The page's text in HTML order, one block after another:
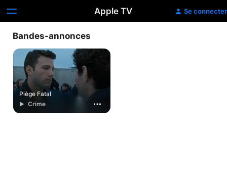
Apple TV Se connecter
Bandes-annonces
Piège Fatal
Crime